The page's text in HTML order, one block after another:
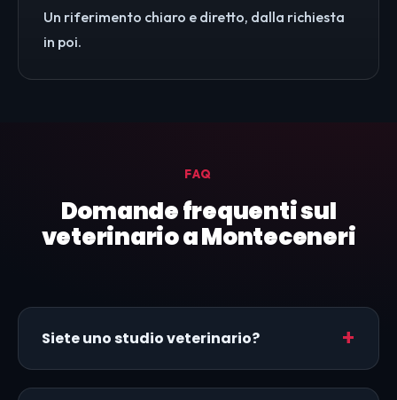
Un riferimento chiaro e diretto, dalla richiesta
in poi.
FAQ
Domande frequenti sul
veterinario a Monteceneri
Siete uno studio veterinario?